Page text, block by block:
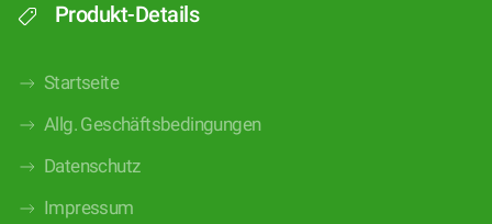
Produkt-Details
Startseite
Allg. Geschäftsbedingungen
Datenschutz
Impressum